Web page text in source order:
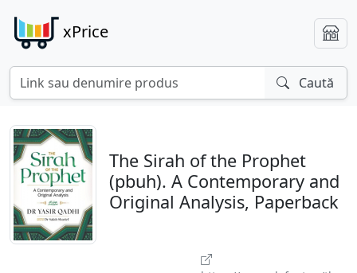
xPrice
Caută
The Sirah of the Prophet
(pbuh). A Contemporary and
Original Analysis, Paperback